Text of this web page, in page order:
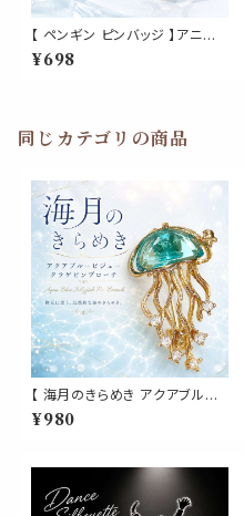
【 ペンギン ピンバッジ 】アニマ
ル 動物モチーフ ブラック ホワイ
ト ブルー かわいい おしゃれ バ
¥698
同じカテゴリの商品
【 海月のきらめき アクアブルー
ビジュー クラゲピンブローチ 】
ゴールド ブルー クリアストーン
バッジ ブローチ バッグ 帽子 ジ
ャケット ワンポイント
¥980